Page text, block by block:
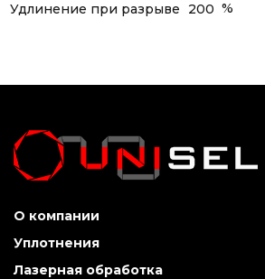
Удлинение при разрыве 200 %
О компании
Уплотнения
Лазерная обработка